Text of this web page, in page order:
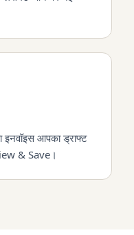
इनवॉइस आपका ड्राफ्ट
& Save।